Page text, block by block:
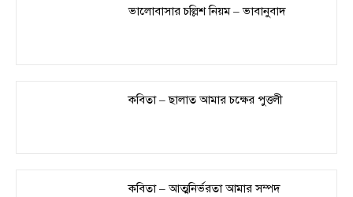
ভালোবাসার চল্লিশ নিয়ম – ভাবানুবাদ
কবিতা – ছালাত আমার চক্ষের পুত্তলী
কবিতা – আত্মনির্ভরতা আমার সম্পদ